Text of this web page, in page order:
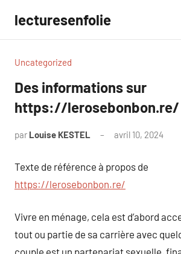
contenu
lecturesenfolie
Uncategorized
Des informations sur
https://lerosebonbon.re/
par Louise KESTEL avril 10, 2024
Texte de référence à propos de
https://lerosebonbon.re/
Vivre en ménage, cela est d’abord
tout ou partie de sa carrière avec
couple est un partenariat sexuelle,